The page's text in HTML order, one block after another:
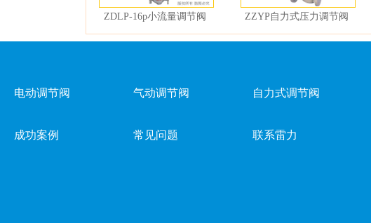
ZDLP-16p小流量调节阀 ZZYP自力式压力调节阀
电动调节阀 气动调节阀 自力式调节阀
成功案例 常见问题 联系雷力